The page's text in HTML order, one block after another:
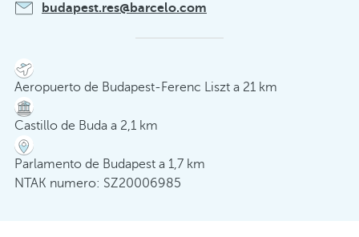
budapest.res@barcelo.com
Aeropuerto de Budapest-Ferenc Liszt a 21 km
Castillo de Buda a 2,1 km
Parlamento de Budapest a 1,7 km
NTAK numero: SZ20006985